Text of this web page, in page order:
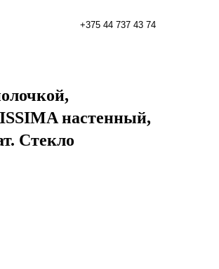
настенный,
Стекло